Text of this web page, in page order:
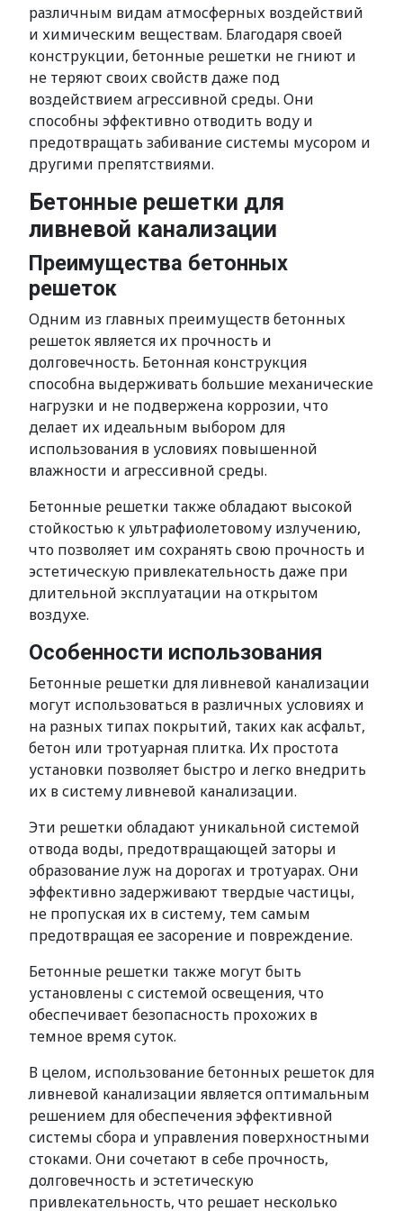
различным видам атмосферных воздействий
и химическим веществам. Благодаря своей
конструкции, бетонные решетки не гниют и
не теряют своих свойств даже под
воздействием агрессивной среды. Они
способны эффективно отводить воду и
предотвращать забивание системы мусором и
другими препятствиями.
Бетонные решетки для
ливневой канализации
Преимущества бетонных
решеток
Одним из главных преимуществ бетонных
решеток является их прочность и
долговечность. Бетонная конструкция
способна выдерживать большие механические
нагрузки и не подвержена коррозии, что
делает их идеальным выбором для
использования в условиях повышенной
влажности и агрессивной среды.
Бетонные решетки также обладают высокой
стойкостью к ультрафиолетовому излучению,
что позволяет им сохранять свою прочность и
эстетическую привлекательность даже при
длительной эксплуатации на открытом
воздухе.
Особенности использования
Бетонные решетки для ливневой канализации
могут использоваться в различных условиях и
на разных типах покрытий, таких как асфальт,
бетон или тротуарная плитка. Их простота
установки позволяет быстро и легко внедрить
их в систему ливневой канализации.
Эти решетки обладают уникальной системой
отвода воды, предотвращающей заторы и
образование луж на дорогах и тротуарах. Они
эффективно задерживают твердые частицы,
не пропуская их в систему, тем самым
предотвращая ее засорение и повреждение.
Бетонные решетки также могут быть
установлены с системой освещения, что
обеспечивает безопасность прохожих в
темное время суток.
В целом, использование бетонных решеток для
ливневой канализации является оптимальным
решением для обеспечения эффективной
системы сбора и управления поверхностными
стоками. Они сочетают в себе прочность,
долговечность и эстетическую
привлекательность, что решает несколько